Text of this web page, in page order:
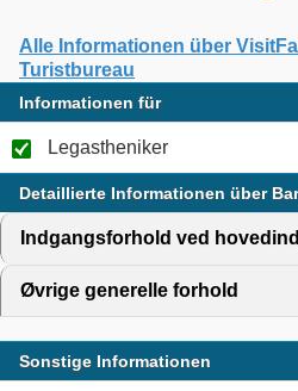
Alle Informationen über
Turistbureau
Informationen für
Legastheniker
Detaillierte Informationen über
Indgangsforhold ved
Øvrige generelle forhold
Sonstige Informationen